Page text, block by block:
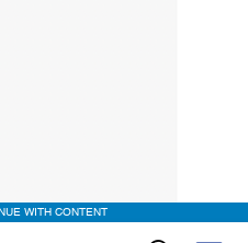
WITH CONTENT